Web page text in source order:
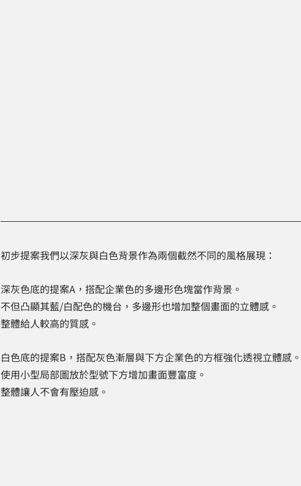
初步提案我們以深灰與白色背景作為兩個截然不同的風格展現：
深灰色底的提案A，搭配企業色的多邊形色塊當作背景。
不但凸顯其藍/白配色的機台，多邊形也增加整個畫面的立體感。
整體給人較高的質感。
白色底的提案B，搭配灰色漸層與下方企業色的方框強化透視立體感。
使用小型局部圖放於型號下方增加畫面豐富度。
整體讓人不會有壓迫感。